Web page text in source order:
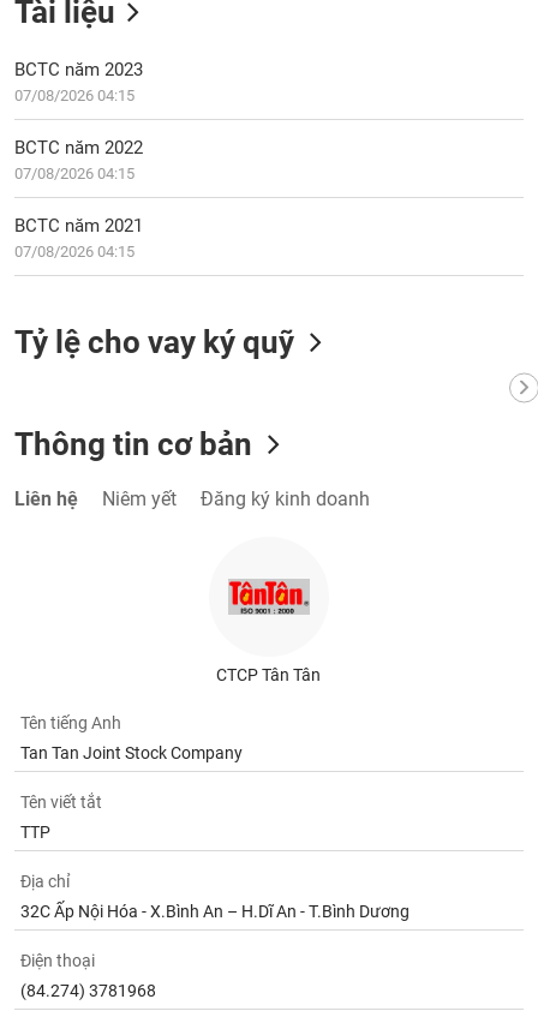
Tài liệu
BCTC năm 2023
07/08/2026 04:15
BCTC năm 2022
07/08/2026 04:15
BCTC năm 2021
07/08/2026 04:15
Tỷ lệ cho vay ký quỹ
Thông tin cơ bản
Liên hệ Niêm yết Đăng ký kinh doanh
CTCP Tân Tân
Tên tiếng Anh
Tan Tan Joint Stock Company
Tên viết tắt
TTP
Địa chỉ
32C Ấp Nội Hóa - X.Bình An – H.Dĩ An - T.Bình Dương
Điện thoại
(84.274) 3781968
VỤ
TRUYỀN
THÔNG
TIỆN
BẤT
ĐỘNG
Mã
chứng
(-)
Tin
(-)
Bài
viết
của
tác
giả
(-)